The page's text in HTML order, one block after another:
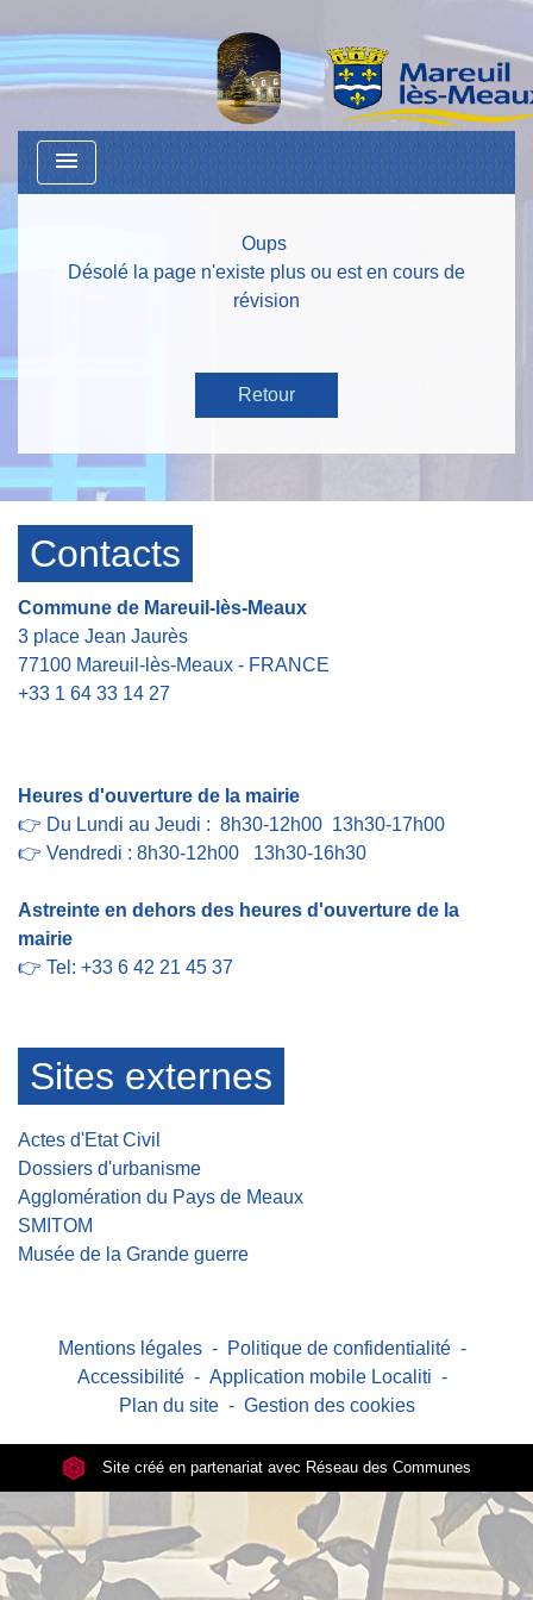
menu
Oups
Désolé la page n'existe plus ou est en cours de
révision
Retour
Contacts
Commune de Mareuil-lès-Meaux
3 place Jean Jaurès
77100 Mareuil-lès-Meaux - FRANCE
+33 1 64 33 14 27
Heures d'ouverture de la mairie
👉 Du Lundi au Jeudi : 8h30-12h00 13h30-17h00
👉 Vendredi : 8h30-12h00 13h30-16h30
Astreinte en dehors des heures d'ouverture de la
mairie
👉 Tel: +33 6 42 21 45 37
Sites externes
Actes d'Etat Civil
Dossiers d'urbanisme
Agglomération du Pays de Meaux
SMITOM
Musée de la Grande guerre
Mentions légales - Politique de confidentialité -
Accessibilité - Application mobile Localiti -
Plan du site - Gestion des cookies
Site créé en partenariat avec Réseau des Communes